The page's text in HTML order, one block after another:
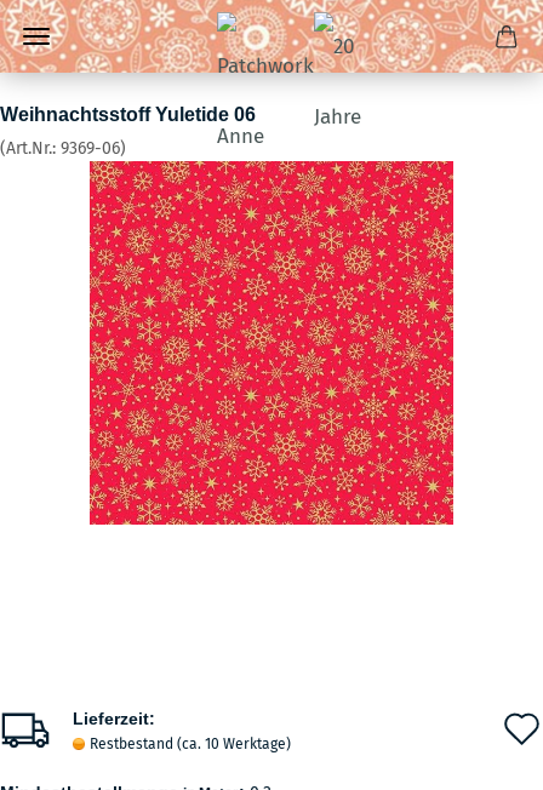
Weihnachtsstoff Yuletide 06
(Art.Nr.: 9369-06)
Lieferzeit:
Restbestand (ca. 10 Werktage)